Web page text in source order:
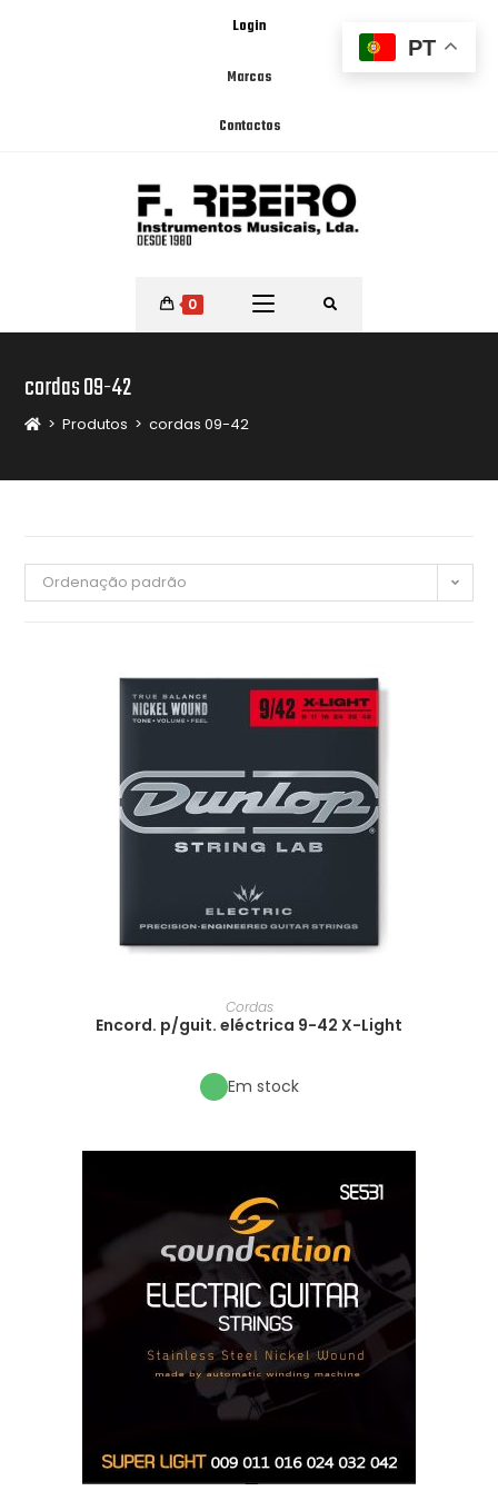
Login
Marcas
Contactos
0
cordas 09-42
> Produtos > cordas 09-42
Ordenação padrão
Cordas
Encord. p/guit. eléctrica 9-42 X-Light
Em stock
PT